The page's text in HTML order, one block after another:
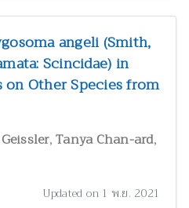
angeli (Smith,
Scincidae) in
Other Species from
,Tanya Chan-ard,
Updated on 1 พ.ย. 2021